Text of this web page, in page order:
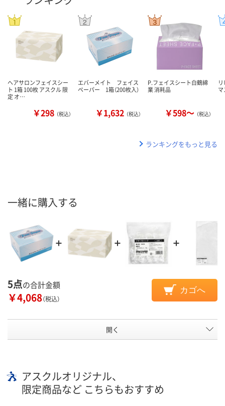
ヘアサロンフェイスシー
ト 1箱 100枚 アスクル 限
定 オ…
￥298 （税込）
エバーメイト フェイス
ペーパー 1箱（200枚入）
￥1,632 （税込）
P.フェイスシート白鶴綿
業 消耗品
￥598～ （税込）
ランキングをもっと見る
一緒に購入する
5点の合計金額
￥4,068（税込）
カゴへ
開く
アスクルオリジナル、
限定商品など こちらもおすすめ